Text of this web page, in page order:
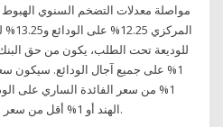
مواصلة معدلات التضخم السنوي
للوديعة تحت الطلب، يكون من حق
1% على جميع آجال الودائع. سيكون
1% من سعر الفائدة الساري على
QNB الهند أو 1% أقل من سعر الفائدة التعاقدي، أيهما أقل.